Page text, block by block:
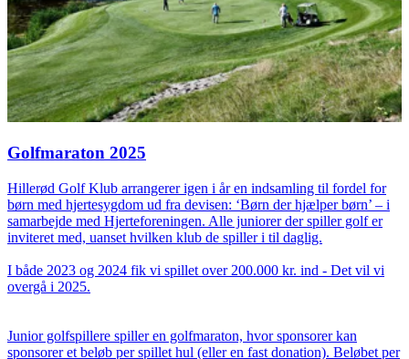
Golfmaraton 2025
Hillerød Golf Klub arrangerer igen i år en indsamling til fordel for
børn med hjertesygdom ud fra devisen: ‘Børn der hjælper børn’ – i
samarbejde med Hjerteforeningen. Alle juniorer der spiller golf er
inviteret med, uanset hvilken klub de spiller i til daglig.
I både 2023 og 2024 fik vi spillet over 200.000 kr. ind - Det vil vi
overgå i 2025.
Junior golfspillere spiller en golfmaraton, hvor sponsorer kan
sponsorer et beløb per spillet hul (eller en fast donation). Beløbet per